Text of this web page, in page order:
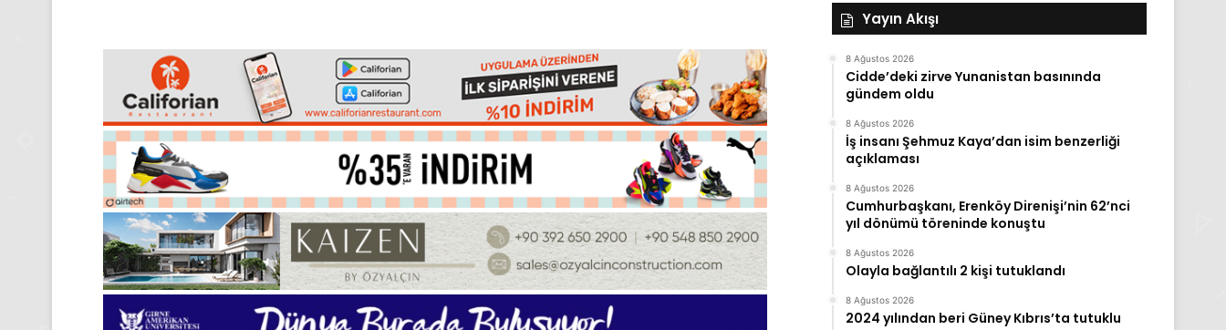
Yayın Akışı
8 Ağustos 2026
Cidde’deki zirve Yunanistan basınında
gündem oldu
8 Ağustos 2026
İş insanı Şehmuz Kaya’dan isim benzerliği
açıklaması
8 Ağustos 2026
Cumhurbaşkanı, Erenköy Direnişi’nin 62’nci
yıl dönümü töreninde konuştu
8 Ağustos 2026
Olayla bağlantılı 2 kişi tutuklandı
8 Ağustos 2026
2024 yılından beri Güney Kıbrıs’ta tutuklu